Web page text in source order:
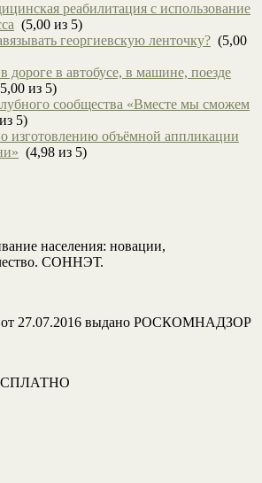
реабилитация с использование
(5,00 из 5)
георгиевскую ленточку? (5,00
дороге в автобусе, в машине, поезде
из 5)
сообщества «Вместе мы сможем
5)
изготовлению объёмной аппликации
(4,98 из 5)
населения: новации,
СОННЭТ.
27.07.2016 выдано РОСКОМНАДЗОР